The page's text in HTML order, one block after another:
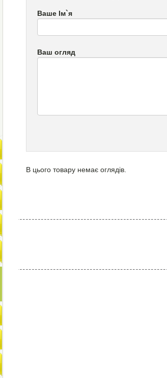
Ваше Ім`я
Ваш огляд
В цього товару немає оглядів.